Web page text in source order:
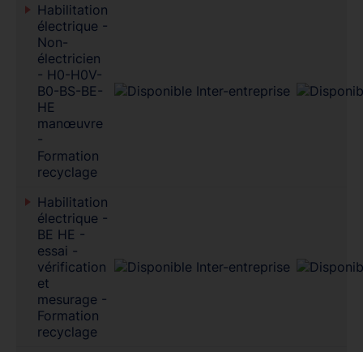
Habilitation
électrique -
Non-
électricien
- H0-H0V-
B0-BS-BE-
HE
manœuvre
-
Formation
recyclage
Habilitation
électrique -
BE HE -
essai -
vérification
et
mesurage -
Formation
recyclage